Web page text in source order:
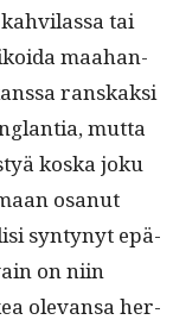
tai
maa­han­
ran­skak­si
mut­ta
kos­ka joku
osanut
syn­tynyt epä­
on niin
ole­vansa her­